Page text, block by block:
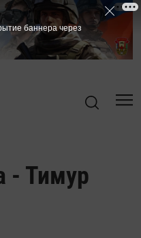
- Тимур
баннера через